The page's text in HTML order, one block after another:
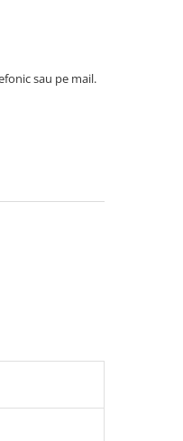
sau pe mail.